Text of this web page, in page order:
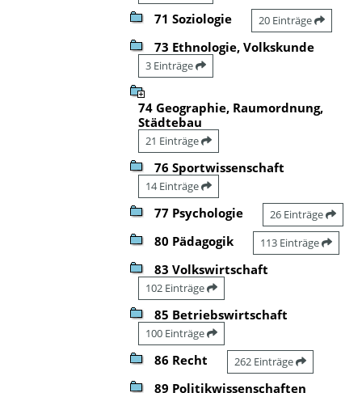
71 Soziologie 20 Einträge
73 Ethnologie, Volkskunde
3 Einträge
74 Geographie, Raumordnung,
Städtebau
21 Einträge
76 Sportwissenschaft
14 Einträge
77 Psychologie 26 Einträge
80 Pädagogik 113 Einträge
83 Volkswirtschaft
102 Einträge
85 Betriebswirtschaft
100 Einträge
86 Recht 262 Einträge
89 Politikwissenschaften